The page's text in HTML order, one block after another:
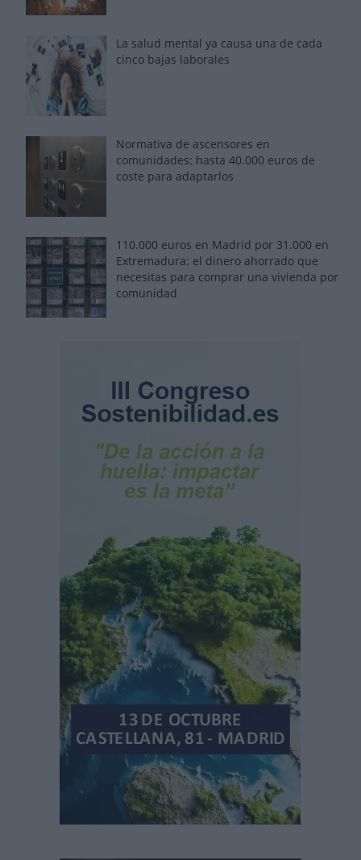
La salud mental ya causa una de cada
cinco bajas laborales
Normativa de ascensores en
comunidades: hasta 40.000 euros de
coste para adaptarlos
110.000 euros en Madrid por 31.000 en
Extremadura: el dinero ahorrado que
necesitas para comprar una vivienda por
comunidad